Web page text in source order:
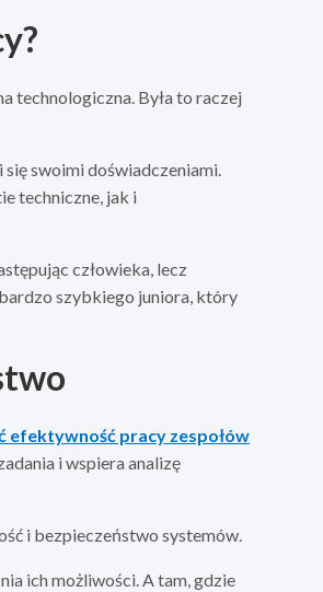
technologiczna. Była to raczej
swoimi doświadczeniami.
techniczne, jak i
człowieka, lecz
szybkiego juniora, który
efektywność pracy zespołów
i wspiera analizę
i bezpieczeństwo systemów.
ich możliwości. A tam, gdzie